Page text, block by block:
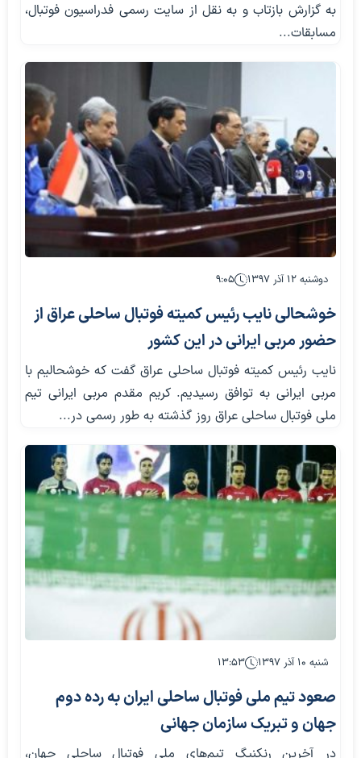
به گزارش بازتاب و به نقل از سایت رسمی فدراسیون فوتبال،
مسابقات...
دوشنبه ۱۲ آذر ۱۳۹۷ ۹:۰۵
خوشحالی نایب رئیس کمیته فوتبال ساحلی عراق از
حضور مربی ایرانی در این کشور
نایب رئیس کمیته فوتبال ساحلی عراق گفت که خوشحالیم با
مربی ایرانی به توافق رسیدیم. کریم مقدم مربی ایرانی تیم
ملی فوتبال ساحلی عراق روز گذشته به طور رسمی در...
شنبه ۱۰ آذر ۱۳۹۷ ۱۳:۵۳
صعود تیم ملی فوتبال ساحلی ایران به رده دوم
جهان و تبریک سازمان جهانی
در آخرین رنکنیگ تیم‌های ملی فوتبال ساحلی جهان،